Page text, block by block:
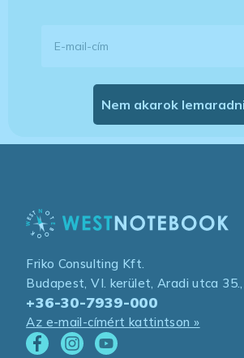
Friko Consulting Kft.
Budapest, VI. kerület, Aradi utca
+36-30-7939-000
Az e-mail-címért kattintson »